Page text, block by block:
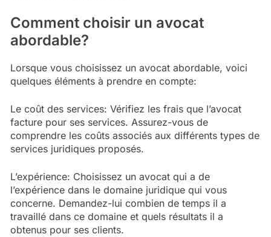
Comment choisir un avocat
abordable?
Lorsque vous choisissez un avocat abordable, voici
quelques éléments à prendre en compte:
Le coût des services: Vérifiez les frais que l’avocat
facture pour ses services. Assurez-vous de
comprendre les coûts associés aux différents types de
services juridiques proposés.
L’expérience: Choisissez un avocat qui a de
l’expérience dans le domaine juridique qui vous
concerne. Demandez-lui combien de temps il a
travaillé dans ce domaine et quels résultats il a
obtenus pour ses clients.